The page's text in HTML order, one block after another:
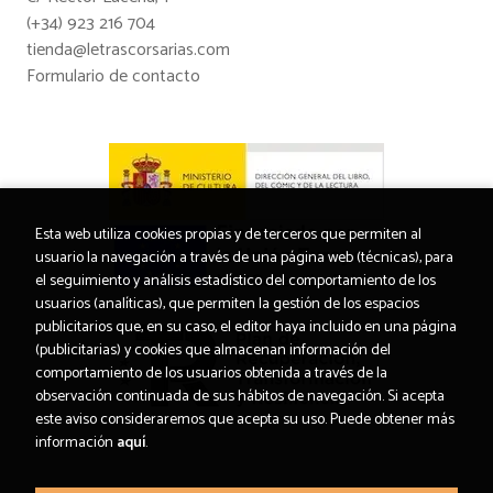
(+34) 923 216 704
tienda@letrascorsarias.com
Formulario de contacto
Esta web utiliza cookies propias y de terceros que permiten al
usuario la navegación a través de una página web (técnicas), para
el seguimiento y análisis estadístico del comportamiento de los
usuarios (analíticas), que permiten la gestión de los espacios
publicitarios que, en su caso, el editor haya incluido en una página
(publicitarias) y cookies que almacenan información del
comportamiento de los usuarios obtenida a través de la
observación continuada de sus hábitos de navegación. Si acepta
este aviso consideraremos que acepta su uso. Puede obtener más
información aquí.